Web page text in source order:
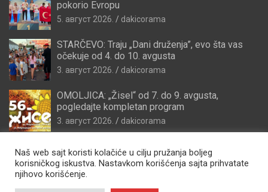
pokorio Evropu
5. август 2026. dakicorama
STARČEVO: Traju „Dani druženja”, evo šta vas
očekuje od 4. do 10. avgusta
3. август 2026. dakicorama
OMOLJICA: „Žisel“ od 7. do 9. avgusta,
pogledajte kompletan program
3. август 2026. dakicorama
Naš web sajt koristi kolačiće u cilju pružanja boljeg
korisničkog iskustva. Nastavkom korišćenja sajta prihvatate
njihovo korišćenje.